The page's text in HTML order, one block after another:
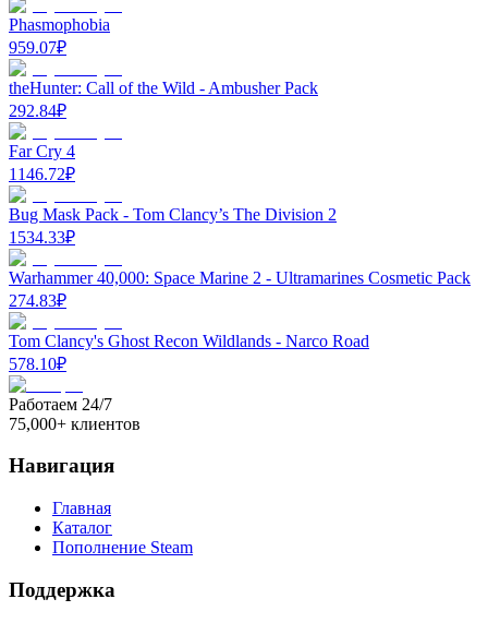
Phasmophobia
959.07₽
theHunter: Call of the Wild - Ambusher Pack
292.84₽
Far Cry 4
1146.72₽
Bug Mask Pack - Tom Clancy’s The Division 2
1534.33₽
Warhammer 40,000: Space Marine 2 - Ultramarines Cosmetic Pack
274.83₽
Tom Clancy's Ghost Recon Wildlands - Narco Road
578.10₽
Работаем 24/7
75,000+ клиентов
Навигация
Главная
Каталог
Пополнение Steam
Поддержка